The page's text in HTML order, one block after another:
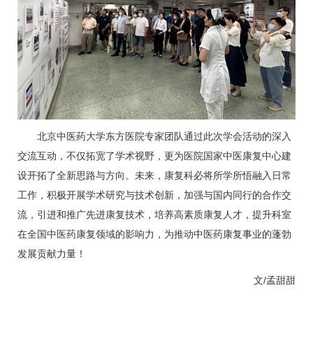
北京中医药大学东方医院专家团队通过此次学会活动的深入
交流互动，不仅拓宽了学术视野，更为医院国家中医康复中心建
设开拓了全新思路与方向。未来， 康复科必将所学所悟融入日常
工作，积极开展学术研究与技术创新，加强与国内同行的合作交
流，引进和推广先进康复技术，培养高素质康复人才，提升科室
在全国中医药康复领域的影响力，为推动中医药康复事业的蓬勃
发展贡献力量！
文/孟甜甜